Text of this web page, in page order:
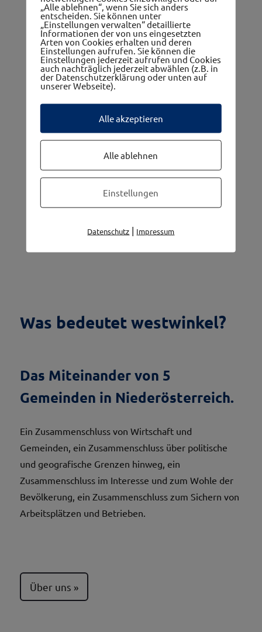
Die 5 Gemeinden im westwinkel
Was bedeutet westwinkel?
Das Miteinander von 5
Gemeinden in Niederösterreich.
Ein Zusammenschluss von Wirtschaft und
Gemeinden, ein Zusammenschluss über politische
und geografische Grenzen hinweg, ein
Zusammenschluss im Interesse und zum Wohle der
Bevölkerung, ein Zusammenschluss zum Sichern von
Arbeitsplätzen und Betrieben.
Über uns
„Alle ablehnen“, wenn Sie sich anders
entscheiden. Sie können unter
„Einstellungen verwalten“ detaillierte
Informationen der von uns eingesetzten
Arten von Cookies erhalten und deren
Einstellungen aufrufen. Sie können die
Einstellungen jederzeit aufrufen und Cookies
auch nachträglich jederzeit abwählen (z.B. in
der Datenschutzerklärung oder unten auf
unserer Webseite).
Alle akzeptieren
Alle ablehnen
Einstellungen
Datenschutz | Impressum